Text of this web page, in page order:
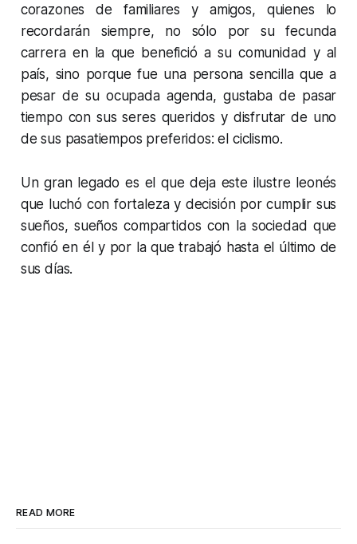
corazones de familiares y amigos, quienes lo
recordarán siempre, no sólo por su fecunda
carrera en la que benefició a su comunidad y al
país, sino porque fue una persona sencilla que a
pesar de su ocupada agenda, gustaba de pasar
tiempo con sus seres queridos y disfrutar de uno
de sus pasatiempos preferidos: el ciclismo.
Un gran legado es el que deja este ilustre leonés
que luchó con fortaleza y decisión por cumplir sus
sueños, sueños compartidos con la sociedad que
confió en él y por la que trabajó hasta el último de
sus días.
READ MORE